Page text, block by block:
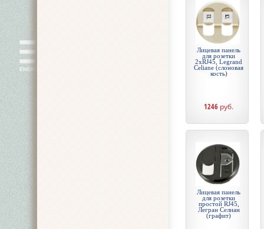
Лицевая панель
для розетки
2хRJ45, Legrand
Celiane (слоновая
кость)
1246 руб.
Лицевая панель
для розетки
простой RJ45,
Легран Селиан
(графит)